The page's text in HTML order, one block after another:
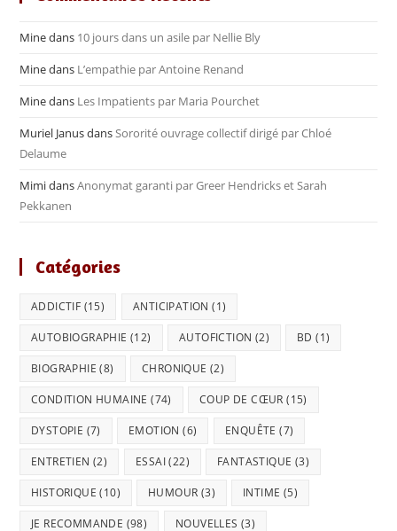
Minedans 10 jours dans un asile par Nellie Bly
Minedans L’empathie par Antoine Renand
Minedans Les Impatients par Maria Pourchet
Muriel JanusdansSororité ouvrage collectif dirigé par Chloé
Delaume
MimidansAnonymat garanti par Greer Hendricks et Sarah
Pekkanen
Catégories
ADDICTIF (15) ANTICIPATION (1)
AUTOBIOGRAPHIE (12) AUTOFICTION (2) BD (1)
BIOGRAPHIE (8) CHRONIQUE (2)
CONDITION HUMAINE (74) COUP DE CŒUR (15)
DYSTOPIE (7) EMOTION (6) ENQUÊTE (7)
ENTRETIEN (2) ESSAI(22) FANTASTIQUE (3)
HISTORIQUE (10) HUMOUR (3) INTIME (5)
JE RECOMMANDE (98) NOUVELLES (3)